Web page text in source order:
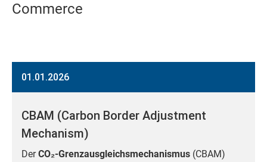
Commerce
01.01.2026
CBAM (Carbon Border Adjustment
Mechanism)
DerCO₂-Grenzausgleichsmechanismus (CBAM)